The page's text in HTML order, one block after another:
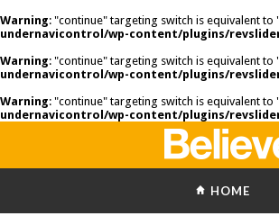
Warning: "continue" targeting switch is equivalent to
undernavicontrol/wp-content/plugins/
Warning: "continue" targeting switch is equivalent to
undernavicontrol/wp-content/plugins/
Warning: "continue" targeting switch is equivalent to
undernavicontrol/wp-content/plugins/
HOME